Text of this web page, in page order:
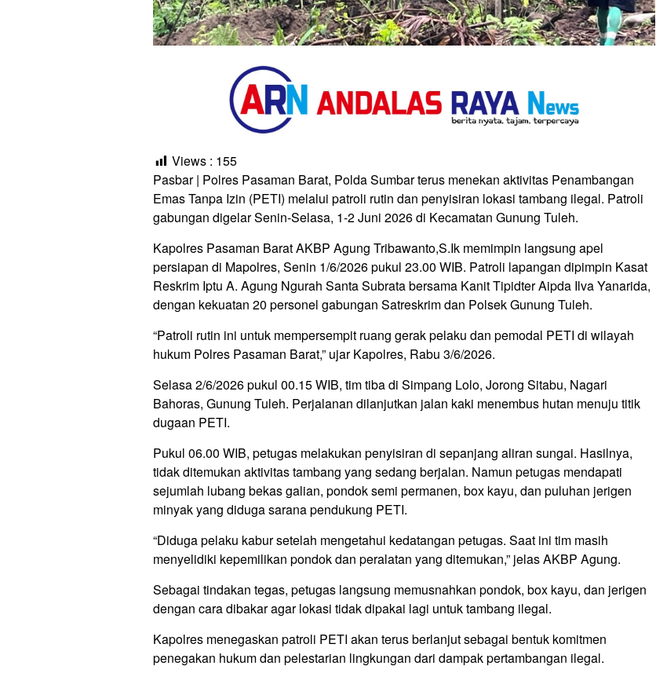
Views : 155
Pasbar | Polres Pasaman Barat, Polda Sumbar terus menekan aktivitas Penambangan
Emas Tanpa Izin (PETI) melalui patroli rutin dan penyisiran lokasi tambang ilegal. Patroli
gabungan digelar Senin-Selasa, 1-2 Juni 2026 di Kecamatan Gunung Tuleh.
Kapolres Pasaman Barat AKBP Agung Tribawanto,S.Ik memimpin langsung apel
persiapan di Mapolres, Senin 1/6/2026 pukul 23.00 WIB. Patroli lapangan dipimpin Kasat
Reskrim Iptu A. Agung Ngurah Santa Subrata bersama Kanit Tipidter Aipda Ilva Yanarida,
dengan kekuatan 20 personel gabungan Satreskrim dan Polsek Gunung Tuleh.
“Patroli rutin ini untuk mempersempit ruang gerak pelaku dan pemodal PETI di wilayah
hukum Polres Pasaman Barat,” ujar Kapolres, Rabu 3/6/2026.
Selasa 2/6/2026 pukul 00.15 WIB, tim tiba di Simpang Lolo, Jorong Sitabu, Nagari
Bahoras, Gunung Tuleh. Perjalanan dilanjutkan jalan kaki menembus hutan menuju titik
dugaan PETI.
Pukul 06.00 WIB, petugas melakukan penyisiran di sepanjang aliran sungai. Hasilnya,
tidak ditemukan aktivitas tambang yang sedang berjalan. Namun petugas mendapati
sejumlah lubang bekas galian, pondok semi permanen, box kayu, dan puluhan jerigen
minyak yang diduga sarana pendukung PETI.
“Diduga pelaku kabur setelah mengetahui kedatangan petugas. Saat ini tim masih
menyelidiki kepemilikan pondok dan peralatan yang ditemukan,” jelas AKBP Agung.
Sebagai tindakan tegas, petugas langsung memusnahkan pondok, box kayu, dan jerigen
dengan cara dibakar agar lokasi tidak dipakai lagi untuk tambang ilegal.
Kapolres menegaskan patroli PETI akan terus berlanjut sebagai bentuk komitmen
penegakan hukum dan pelestarian lingkungan dari dampak pertambangan ilegal.